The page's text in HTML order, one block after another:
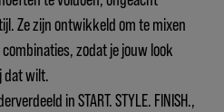
Ze zijn ontwikkeld om te mixen
zodat je jouw look
dat wilt.
in START. STYLE. FINISH.,